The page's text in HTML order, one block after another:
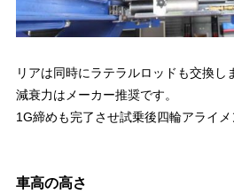
リアは同時にラテラルロッドも交換し
減衰力はメーカー推奨です。
1G締めも完了させ試乗後四輪アライメ
車高の高さ